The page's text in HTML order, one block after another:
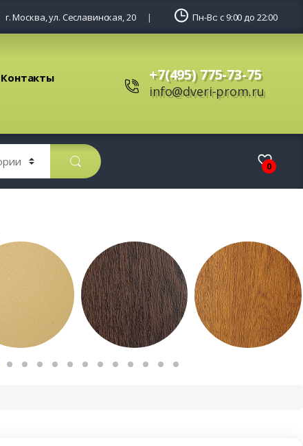
г. Москва, ул. Сеславинская, 20 Пн-Вс: с 9:00 до 22:00
Контакты +7(495) 775-73-75
info@dveri-prom.ru
0